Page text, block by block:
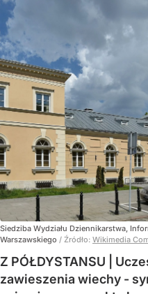
Siedziba Wydziału Dziennikarstwa,
Warszawskiego / Źródło: Wikimedia
Z PÓŁDYSTANSU |
zawieszenia wiechy -